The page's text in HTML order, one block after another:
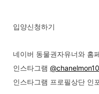
입양신청하기
네이버 동물권자유너와 홈
인스타그램
인스타그램 프로필상단 인